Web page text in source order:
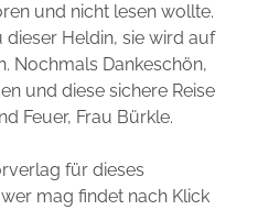
und nicht lesen wollte.
Heldin, sie wird auf
Nochmals Dankeschön,
und diese sichere Reise
Feuer, Frau Bürkle.
für dieses
mag findet nach Klick